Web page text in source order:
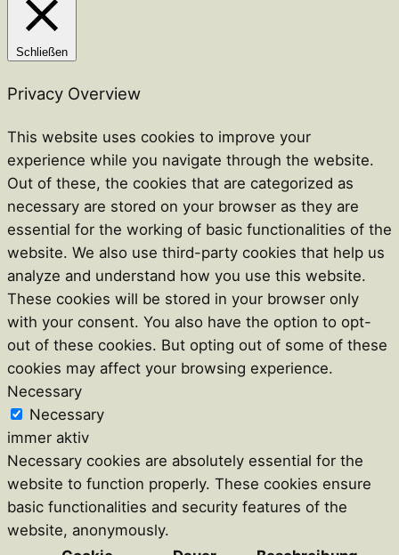
Schließen
Privacy Overview
This website uses cookies to improve your
experience while you navigate through the website.
Out of these, the cookies that are categorized as
necessary are stored on your browser as they are
essential for the working of basic functionalities of the
website. We also use third-party cookies that help us
analyze and understand how you use this website.
These cookies will be stored in your browser only
with your consent. You also have the option to opt-
out of these cookies. But opting out of some of these
cookies may affect your browsing experience.
Necessary
Necessary
immer aktiv
Necessary cookies are absolutely essential for the
website to function properly. These cookies ensure
basic functionalities and security features of the
website, anonymously.